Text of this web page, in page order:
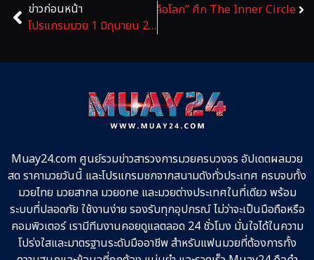
ข่าวก่อนหน้า
โปรแกรมมวย 1 มิถุนายน 2569 ศึกสันป่าตอง ซุปเปอร์ไฟต์
สังเวียนรอบปี ท้าพิสูจน์แกร่ง “บันลือโลก” ศึก The Inner Circle
Muay24.com ศูนย์รวมข่าวสารวงการมวยครบวงจร อัปเดตผลมวย
สด ราคามวยวันนี้ และโปรแกรมชกจากสนามดังทั่วประเทศ ครบจบทั้ง
มวยไทย มวยสากล มวยone และมวยต่างประเทศในที่เดียว พร้อม
ระบบที่ปลอดภัย ใช้งานง่าย รองรับทุกอุปกรณ์ ไม่ว่าจะเป็นมือถือหรือ
คอมพิวเตอร์ เรามีทีมงานคอยดูแลตลอด 24 ชั่วโมง มั่นใจได้ในความ
โปร่งใสและมาตรฐานระดับมืออาชีพ สำหรับแฟนมวยที่ต้องการทั้ง